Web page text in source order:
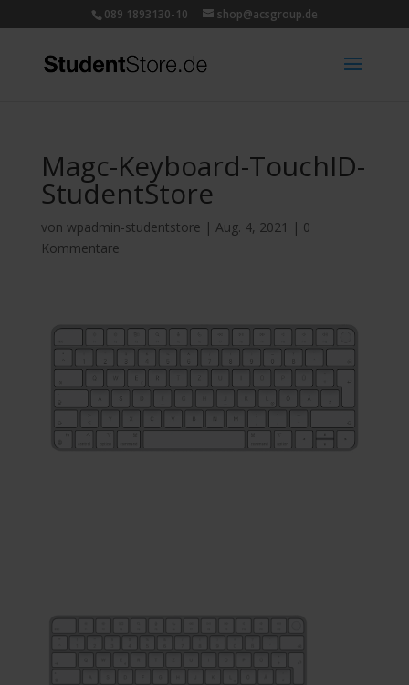
089 1893130-10 shop@acsgroup.de
Magc-Keyboard-TouchID-
StudentStore
von wpadmin-studentstore | Aug. 4, 2021 | 0
Kommentare